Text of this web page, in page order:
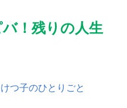
！残りの人生
けつ子のひとりごと